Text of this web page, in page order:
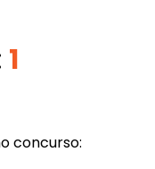
1
concurso: